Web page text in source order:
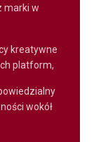
marki w
kreatywne
platform,
wokół